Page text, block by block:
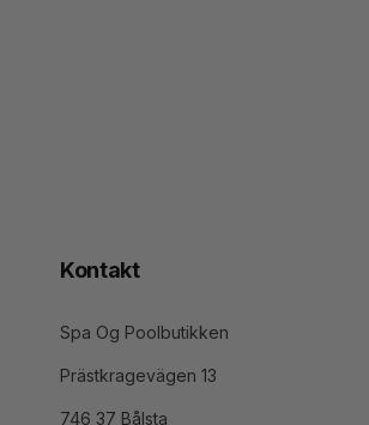
Kontakt
Spa Og Poolbutikken
Prästkragevägen 13
746 37 Bålsta